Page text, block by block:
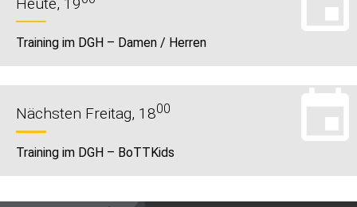
Heute, 19
Training im DGH – Damen / Herren
Nächsten Freitag, 1800
Training im DGH – BoTTKids